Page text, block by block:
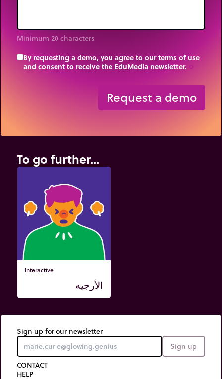
Minimum 20 characters
By requesting a demo, you agree to our terms of use
and consent to receive the EduMedia newsletter.
Request a demo
To go further...
Interactive
الأرجية
Sign up for our newsletter
Sign up
CONTACT
HELP